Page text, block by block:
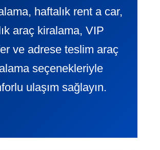
haftalık rent a car,
araç kiralama, VIP
ve adrese teslim araç
seçenekleriyle
ulaşım sağlayın.